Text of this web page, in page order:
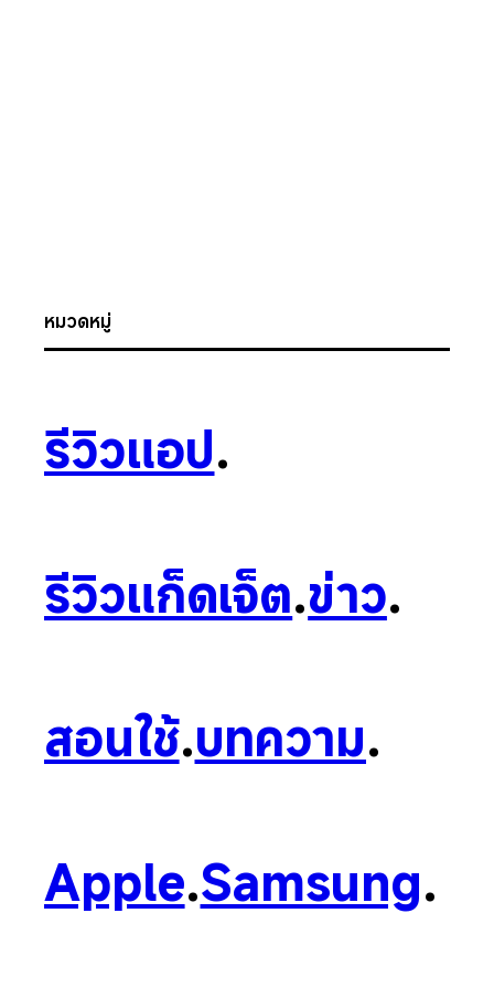
หมวดหมู่
รีวิวแอป.
รีวิวแก็ดเจ็ต.ข่าว.
สอนใช้.บทความ.
Apple.Samsung.